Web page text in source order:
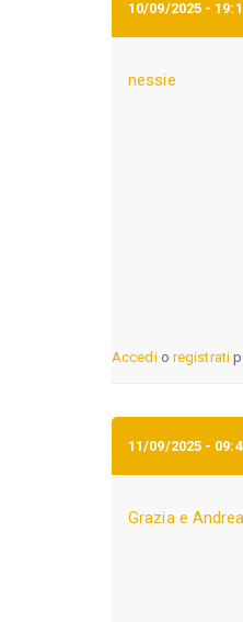
10/09/2025 -
nessie
Accedio registrati
11/09/2025 -
Grazia e Andrea